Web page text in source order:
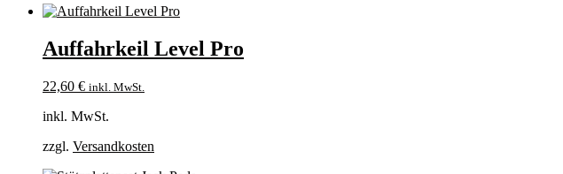
Auffahrkeil Level Pro
22,60 € inkl. MwSt.
inkl. MwSt.
zzgl. Versandkosten